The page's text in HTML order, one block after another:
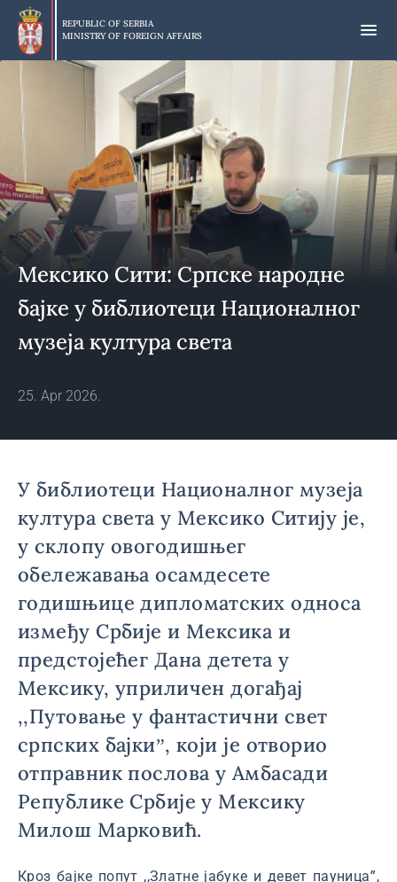
Skip
main
content
REPUBLIC OF SERBIA
MINISTRY OF FOREIGN AFFAIRS
Мексико Сити: Српске народне
бајке у библиотеци Националног
музеја култура света
25. Apr 2026.
У библиотеци Националног музеја
култура света у Мексико Ситију је,
у склопу овогодишњег
обележавања осамдесете
годишњице дипломатских односа
између Србије и Мексика и
предстојећег Дана детета у
Мексику, уприличен догађај
,,Путовање у фантастични свет
српских бајкиˮ, који је отворио
отправник послова у Амбасади
Републике Србије у Мексику
Милош Марковић.
Кроз бајке попут ,,Златне јабуке и девет пауницаˮ,